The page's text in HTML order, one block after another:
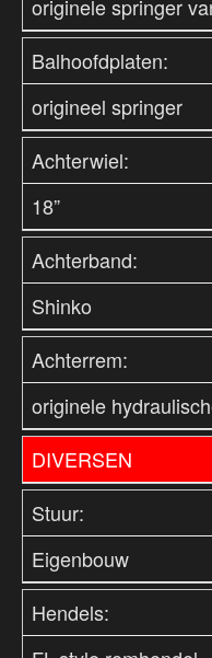
originele springer
Balhoofdplaten:
origineel springer
Achterwiel:
18”
Achterband:
Shinko
Achterrem:
originele
DIVERSEN
Stuur:
Eigenbouw
Hendels: